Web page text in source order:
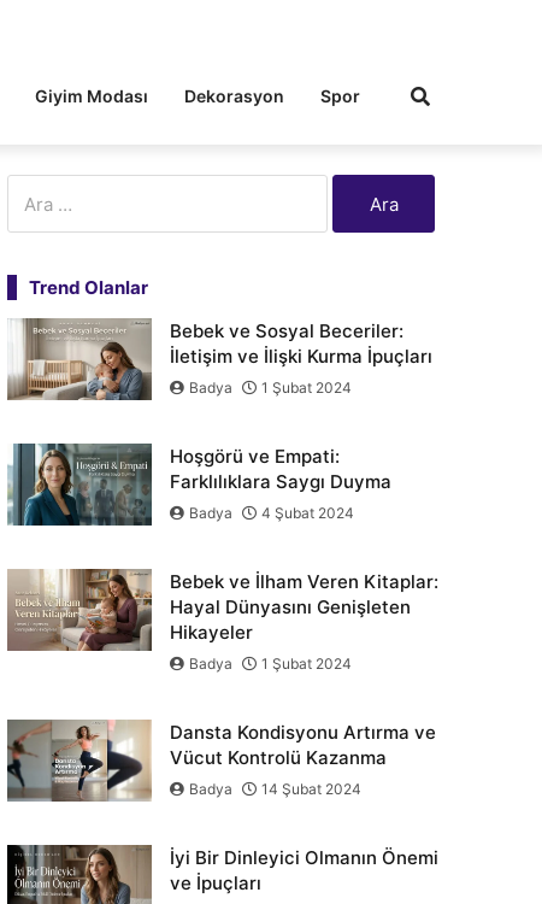
Giyim Modası Dekorasyon Spor
Trend Olanlar
Bebek ve Sosyal Beceriler:
İletişim ve İlişki Kurma İpuçları
Badya 1 Şubat 2024
Hoşgörü ve Empati:
Farklılıklara Saygı Duyma
Badya 4 Şubat 2024
Bebek ve İlham Veren Kitaplar:
Hayal Dünyasını Genişleten
Hikayeler
Badya 1 Şubat 2024
Dansta Kondisyonu Artırma ve
Vücut Kontrolü Kazanma
Badya 14 Şubat 2024
İyi Bir Dinleyici Olmanın Önemi
ve İpuçları